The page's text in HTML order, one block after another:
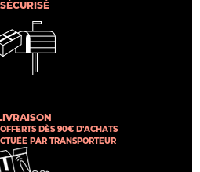
SÉCURISÉ
DÈS 90€ D'ACHATS
PAR TRANSPORTEUR